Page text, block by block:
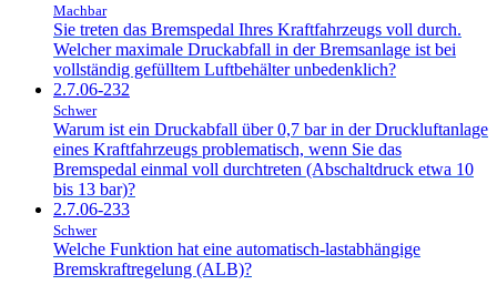
Machbar
Sie treten das Bremspedal Ihres Kraftfahrzeugs voll durch.
Welcher maximale Druckabfall in der Bremsanlage ist bei
vollständig gefülltem Luftbehälter unbedenklich?
2.7.06-232
Schwer
Warum ist ein Druckabfall über 0,7 bar in der Druckluftanlage
eines Kraftfahrzeugs problematisch, wenn Sie das
Bremspedal einmal voll durchtreten (Abschaltdruck etwa 10
bis 13 bar)?
2.7.06-233
Schwer
Welche Funktion hat eine automatisch-lastabhängige
Bremskraftregelung (ALB)?